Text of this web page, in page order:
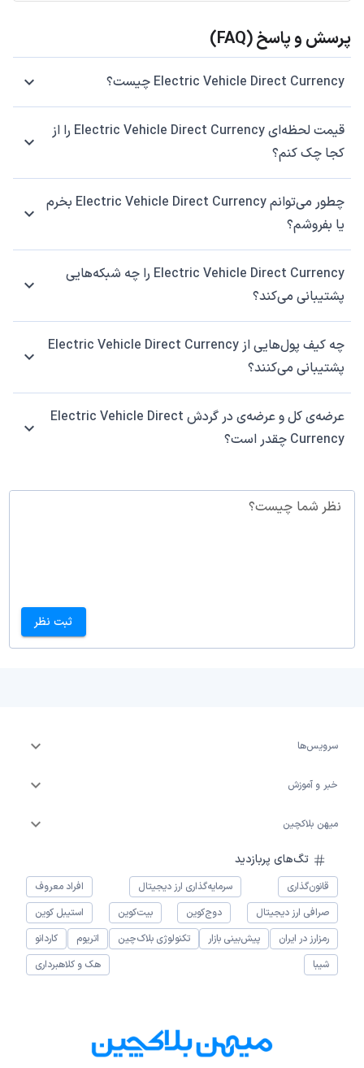
پرسش و پاسخ (FAQ)
Electric Vehicle Direct Currency چیست؟
قیمت لحظه‌ای Electric Vehicle Direct Currency را از
کجا چک کنم؟
چطور می‌توانم Electric Vehicle Direct Currency بخرم
یا بفروشم؟
Electric Vehicle Direct Currency را چه شبکه‌هایی
پشتیبانی می‌کند؟
چه کیف پول‌هایی از Electric Vehicle Direct Currency
پشتیبانی می‌کنند؟
عرضه‌ی کل و عرضه‌ی در گردش Electric Vehicle Direct
Currency چقدر است؟
نظر شما چیست؟
ثبت نظر
سرویس‌ها
خبر و آموزش
میهن بلاکچین
تگ‌های پربازدید
قانون‌گذاری سرمایه‌گذاری ارز دیجیتال
افراد معروف
صرافی ارز دیجیتال
دوج‌کوین بیت‌کوین
استیبل کوین
رمزارز در ایران
پیش‌بینی بازار تکنولوژی بلاک‌چین اتریوم
کاردانو
شیبا
هک و کلاهبرداری